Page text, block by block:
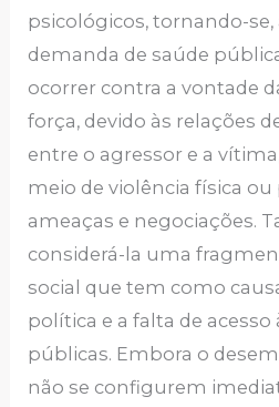
psicológicos, tornando-se,
demanda de saúde
ocorrer contra a vontade
força, devido às relações
entre o agressor e a
meio de violência física
ameaças e negociações.
considerá-la uma
social que tem como
política e a falta de acesso
públicas. Embora o
não se configurem